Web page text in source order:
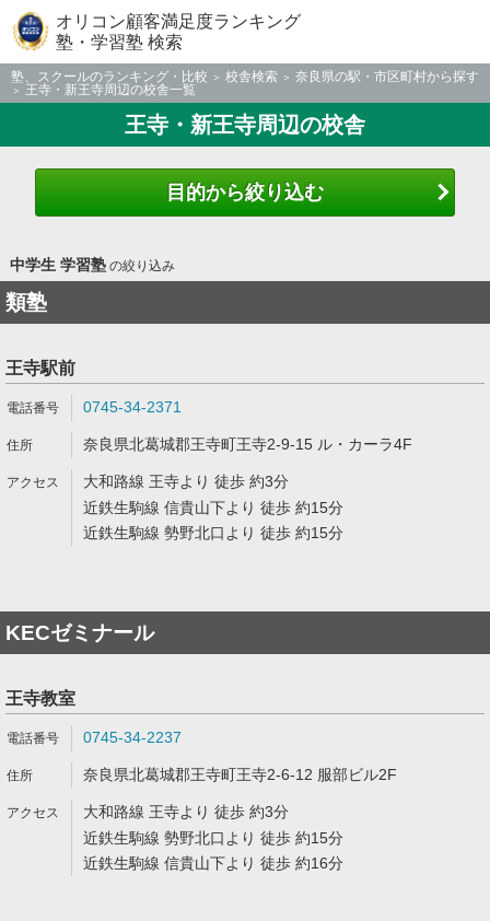
オリコン顧客満足度ランキング
塾・学習塾 検索
塾、スクールのランキング・比較 校舎検索
奈良県の駅・市区町村から探す
王寺・新王寺周辺の校舎一覧
王寺・新王寺周辺の校舎
目的から絞り込む
中学生 学習塾の絞り込み
類塾
王寺駅前
0745-34-2371
奈良県北葛城郡王寺町王寺2-9-15 ル・カーラ4F
大和路線 王寺より 徒歩 約3分
近鉄生駒線 信貴山下より 徒歩 約15分
近鉄生駒線 勢野北口より 徒歩 約15分
KECゼミナール
王寺教室
0745-34-2237
奈良県北葛城郡王寺町王寺2-6-12 服部ビル2F
大和路線 王寺より 徒歩 約3分
近鉄生駒線 勢野北口より 徒歩 約15分
近鉄生駒線 信貴山下より 徒歩 約16分